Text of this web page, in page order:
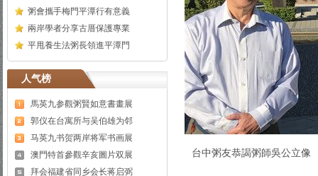
粥會攜手梅門平潭行有意義
兩岸學者分享古厝保護專業
平甩養生法粥長領進平潭門
人气榜
馬英九参觀粥賢如意書畫展
郭仪在台寓所与吴伯雄为邻
马英九书贺两岸将军书画展
澳門特首參觀辛亥圖片双展
拜会福建省同乡会长蒋启弼
台中粥友恭謁粥師吳公立像